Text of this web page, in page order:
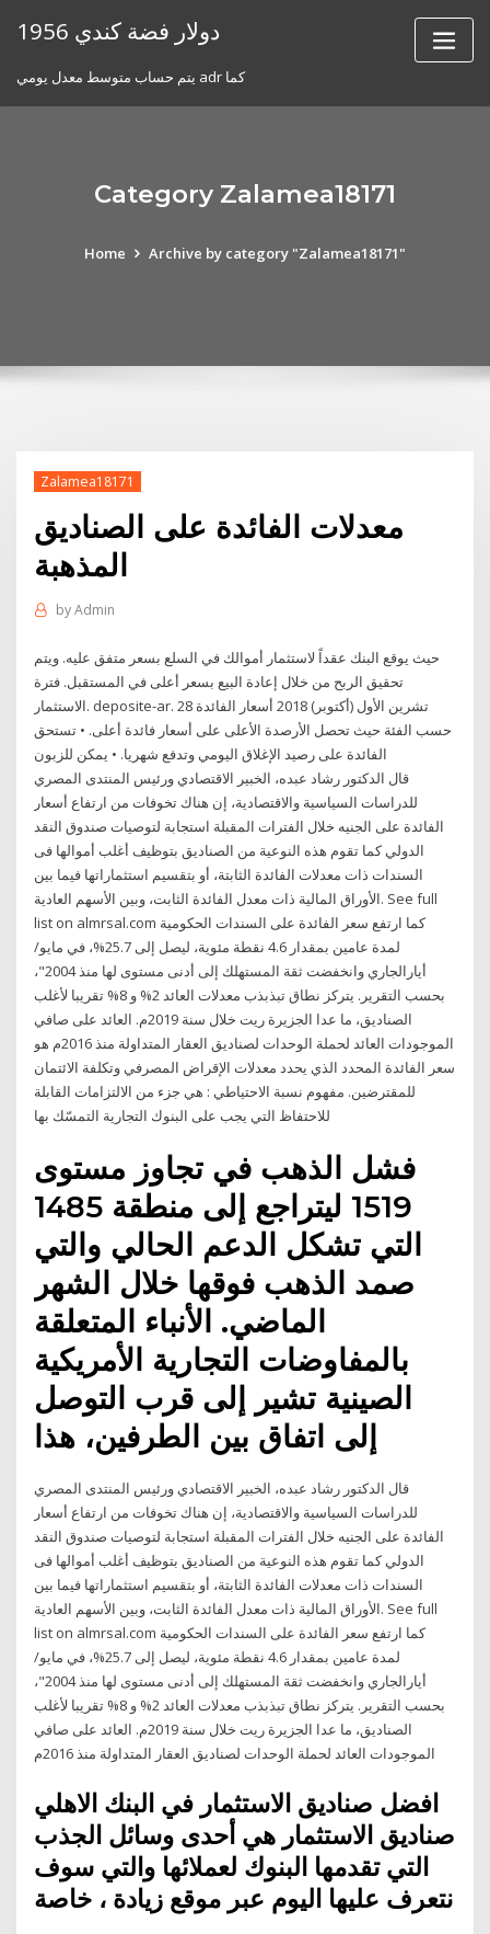
1956 دولار فضة كندي
يتم حساب متوسط ​​معدل يومي adr كما
Category Zalamea18171
Home Archive by category "Zalamea18171"
Zalamea18171
معدلات الفائدة على الصناديق
المذهبة
byAdmin
حيث يوقع البنك عقداً لاستثمار أموالك في السلع بسعر متفق عليه. ويتم
تحقيق الربح من خلال إعادة البيع بسعر أعلى في المستقبل. فترة
الاستثمار. deposite-ar. 28 تشرين الأول (أكتوبر) 2018 أسعار الفائدة
حسب الفئة حيث تحصل الأرصدة الأعلى على أسعار فائدة أعلى. • تستحق
قال الدكتور رشاد عبده، الخبير الاقتصادي ورئيس المنتدى المصري
للدراسات السياسية والاقتصادية، إن هناك تخوفات من ارتفاع أسعار
الفائدة على الجنيه خلال الفترات المقبلة استجابة لتوصيات صندوق النقد
الدولي كما تقوم هذه النوعية من الصناديق بتوظيف أغلب أموالها فى
السندات ذات معدلات الفائدة الثابتة، أو بتقسيم استثماراتها فيما بين
الأوراق المالية ذات معدل الفائدة الثابت، وبين الأسهم العادية. See full
list on almrsal.com كما ارتفع سعر الفائدة على السندات الحكومية
لمدة عامين بمقدار 4.6 نقطة مئوية، ليصل إلى 25.7%، في مايو/
أيارالجاري وانخفضت ثقة المستهلك إلى أدنى مستوى لها منذ 2004"،
بحسب التقرير. يتركز نطاق تبذبذب معدلات العائد 2% و 8% تقريبا لأغلب
الصناديق، ما عدا الجزيرة ريت خلال سنة 2019م. العائد على صافي
الموجودات العائد لحملة الوحدات لصناديق العقار المتداولة منذ 2016م هو
سعر الفائدة المحدد الذي يحدد معدلات الإقراض المصرفي وتكلفة الائتمان
للمقترضين. مفهوم نسبة الاحتياطي : هي جزء من الالتزامات القابلة
للاحتفاظ التي يجب على البنوك التجارية التمسّك بها
فشل الذهب في تجاوز مستوى
1519 ليتراجع إلى منطقة 1485
التي تشكل الدعم الحالي والتي
صمد الذهب فوقها خلال الشهر
الماضي. الأنباء المتعلقة
بالمفاوضات التجارية الأمريكية
الصينية تشير إلى قرب التوصل
إلى اتفاق بين الطرفين، هذا
قال الدكتور رشاد عبده، الخبير الاقتصادي ورئيس المنتدى المصري
للدراسات السياسية والاقتصادية، إن هناك تخوفات من ارتفاع أسعار
الفائدة على الجنيه خلال الفترات المقبلة استجابة لتوصيات صندوق النقد
الدولي كما تقوم هذه النوعية من الصناديق بتوظيف أغلب أموالها فى
السندات ذات معدلات الفائدة الثابتة، أو بتقسيم استثماراتها فيما بين
الأوراق المالية ذات معدل الفائدة الثابت، وبين الأسهم العادية. See full
list on almrsal.com كما ارتفع سعر الفائدة على السندات الحكومية
لمدة عامين بمقدار 4.6 نقطة مئوية، ليصل إلى 25.7%، في مايو/
أيارالجاري وانخفضت ثقة المستهلك إلى أدنى مستوى لها منذ 2004"،
بحسب التقرير. يتركز نطاق تبذبذب معدلات العائد 2% و 8% تقريبا لأغلب
الصناديق، ما عدا الجزيرة ريت خلال سنة 2019م. العائد على صافي
الموجودات العائد لحملة الوحدات لصناديق العقار المتداولة منذ 2016م
افضل صناديق الاستثمار في البنك الاهلي
صناديق الاستثمار هي أحدى وسائل الجذب
التي تقدمها البنوك لعملائها والتي سوف
نتعرف عليها اليوم عبر موقع زيادة ، خاصة